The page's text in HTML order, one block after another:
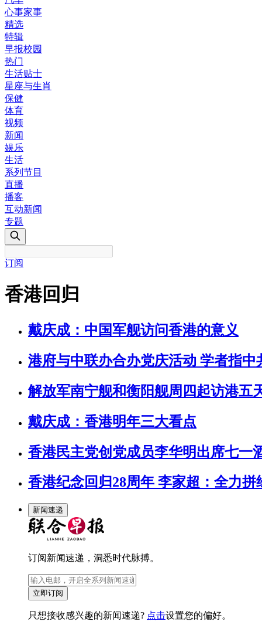
心事家事
精选
特辑
早报校园
热门
生活贴士
星座与生肖
保健
体育
视频
新闻
娱乐
生活
系列节目
直播
播客
互动新闻
专题
订阅
香港回归
戴庆成：中国军舰访问香港的意义
港府与中联办合办党庆活动 学者指中
解放军南宁舰和衡阳舰周四起访港五
戴庆成：香港明年三大看点
香港民主党创党成员李华明出席七一
香港纪念回归28周年 李家超：全力拼
新闻速递
订阅新闻速递，洞悉时代脉搏。
立即订阅
只想接收感兴趣的新闻速递? 点击设置您的偏好。